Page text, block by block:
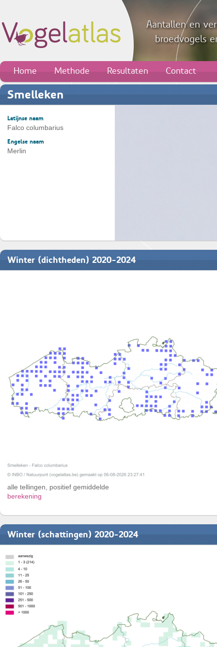
Aantallen en
broedvogels
Home Methode Resultaten Contact
Smelleken
Latijnse naam
Falco columbarius
Engelse naam
Merlin
Winter (dichtheden) 2020-2024
alle tellingen, positief gemiddelde
berekening
Winter (schattingen) 2020-2024